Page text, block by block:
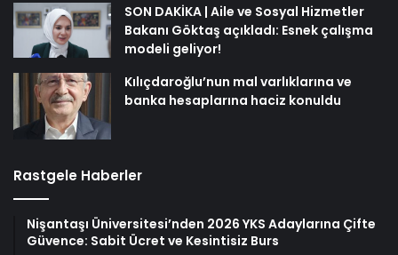
SON DAKİKA | Aile ve Sosyal Hizmetler
Bakanı Göktaş açıkladı: Esnek çalışma
modeli geliyor!
Kılıçdaroğlu’nun mal varlıklarına ve
banka hesaplarına haciz konuldu
Rastgele Haberler
Nişantaşı Üniversitesi’nden 2026 YKS Adaylarına Çifte
Güvence: Sabit Ücret ve Kesintisiz Burs